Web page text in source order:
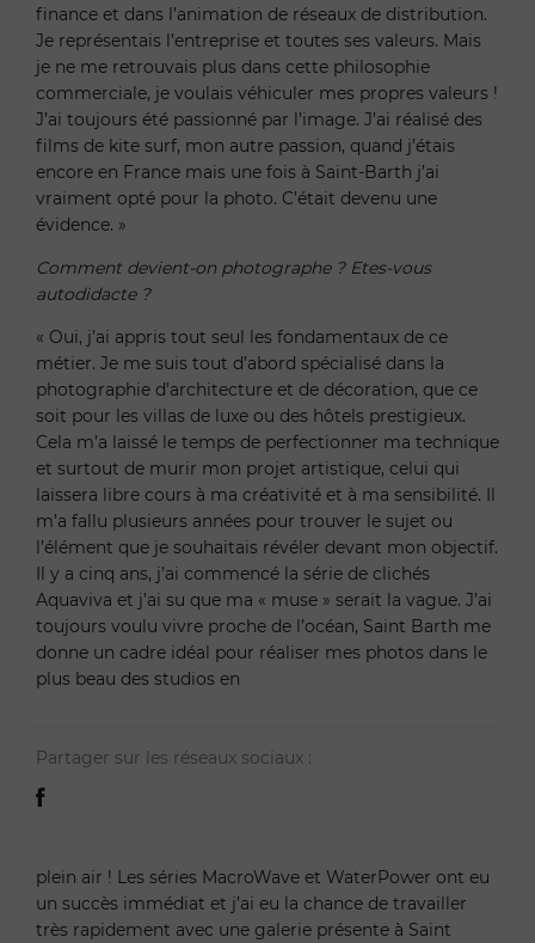
finance et dans l’animation de réseaux de distribution.
Je représentais l’entreprise et toutes ses valeurs. Mais
je ne me retrouvais plus dans cette philosophie
commerciale, je voulais véhiculer mes propres valeurs !
J’ai toujours été passionné par l’image. J’ai réalisé des
films de kite surf, mon autre passion, quand j’étais
encore en France mais une fois à Saint-Barth j’ai
vraiment opté pour la photo. C’était devenu une
évidence. »
Comment devient-on photographe ? Etes-vous
autodidacte ?
« Oui, j’ai appris tout seul les fondamentaux de ce
métier. Je me suis tout d’abord spécialisé dans la
photographie d’architecture et de décoration, que ce
soit pour les villas de luxe ou des hôtels prestigieux.
Cela m’a laissé le temps de perfectionner ma technique
et surtout de murir mon projet artistique, celui qui
laissera libre cours à ma créativité et à ma sensibilité. Il
m’a fallu plusieurs années pour trouver le sujet ou
l’élément que je souhaitais révéler devant mon objectif.
Il y a cinq ans, j’ai commencé la série de clichés
Aquaviva et j’ai su que ma « muse » serait la vague. J’ai
toujours voulu vivre proche de l’océan, Saint Barth me
donne un cadre idéal pour réaliser mes photos dans le
plus beau des studios en
Partager sur les réseaux sociaux :
plein air ! Les séries MacroWave et WaterPower ont eu
un succès immédiat et j’ai eu la chance de travailler
très rapidement avec une galerie présente à Saint